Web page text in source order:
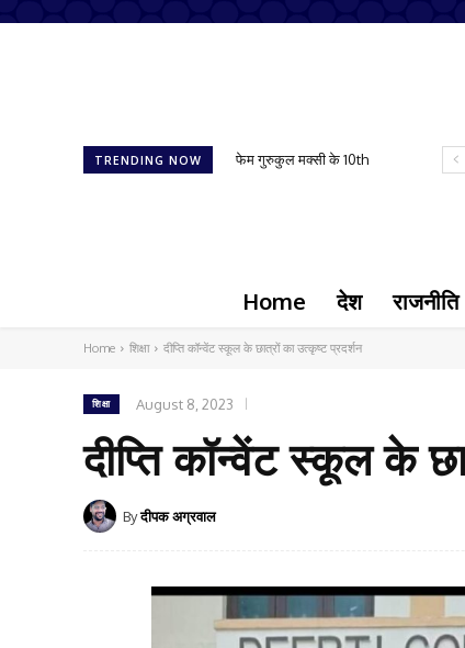
TRENDING NOW
फेम गुरुकुल मक्सी के 10th
Home देश राजनीति
Home शिक्षा दीप्ति कॉन्वेंट स्कूल के छात्रों का उत्कृष्ट प्रदर्शन
शिक्षा August 8, 2023
दीप्ति कॉन्वेंट स्कूल के
Byदीपक अग्रवाल